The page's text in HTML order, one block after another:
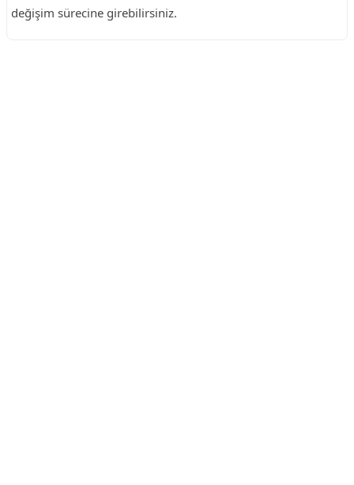
değişim sürecine girebilirsiniz.